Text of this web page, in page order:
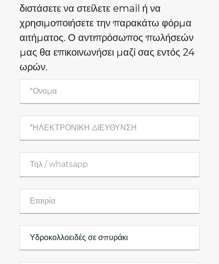
διστάσετε να στείλετε email ή να
χρησιμοποιήσετε την παρακάτω φόρμα
αιτήματος. Ο αντιπρόσωπος πωλήσεών
μας θα επικοινωνήσει μαζί σας εντός 24
ωρών.